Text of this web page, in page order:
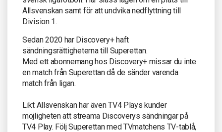
Allsvenskan samt för att undvika nedflyttning till
Division 1.
Sedan 2020 har Discovery+ haft
sändningsrättigheterna till Superettan.
Med ett abonnemang hos Discovery+ missar du inte
en match från Superettan då de sänder varenda
match från ligan.
Likt Allsvenskan har även TV4 Plays kunder
möjligheten att streama Discoverys sändningar på
TV4 Play. Följ Superettan med TVmatchens TV-tablå,